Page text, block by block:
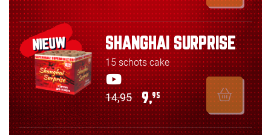
NIEUW SHANGHAI SURPRISE
15 schots cake
14,95 9,95